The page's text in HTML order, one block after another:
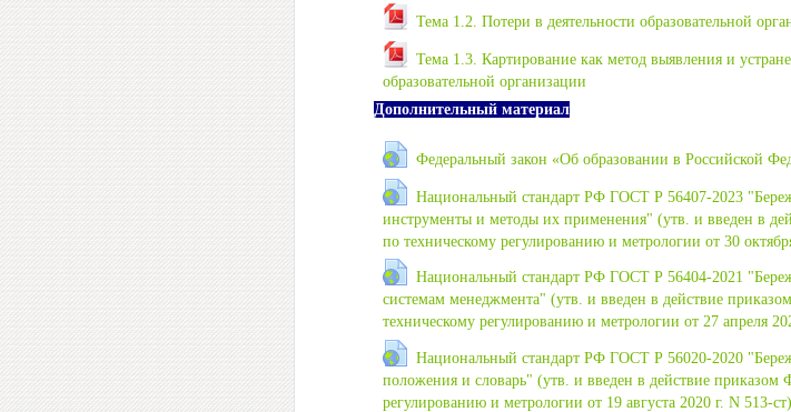
Тема 1.2. Потери в деятельности образовательной
Тема 1.3. Картирование как метод выявления и
образовательной организации
Дополнительный материал
Федеральный закон «Об образовании в Российской
Национальный стандарт РФ ГОСТ Р 56407-2023
инструменты и методы их применения" (утв. и введен в
по техническому регулированию и метрологии от 30
Национальный стандарт РФ ГОСТ Р 56404-2021
системам менеджмента" (утв. и введен в действие
техническому регулированию и метрологии от 27 апреля
Национальный стандарт РФ ГОСТ Р 56020-2020
положения и словарь" (утв. и введен в действие приказом
регулированию и метрологии от 19 августа 2020 г. N 513-ст)